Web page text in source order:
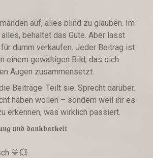
auf, alles blind zu glauben. Im
behaltet das Gute. Aber lasst
dumm verkaufen. Jeder Beitrag ist
einem gewaltigen Bild, das sich
Augen zusammensetzt.
Beiträge. Teilt sie. Sprecht darüber.
haben wollen – sondern weil ihr es
erkennen, was wirklich passiert.
𝖚𝖓𝖉 𝖉𝖆𝖓𝖐𝖇𝖆𝖗𝖐𝖊𝖎𝖙
💛💥